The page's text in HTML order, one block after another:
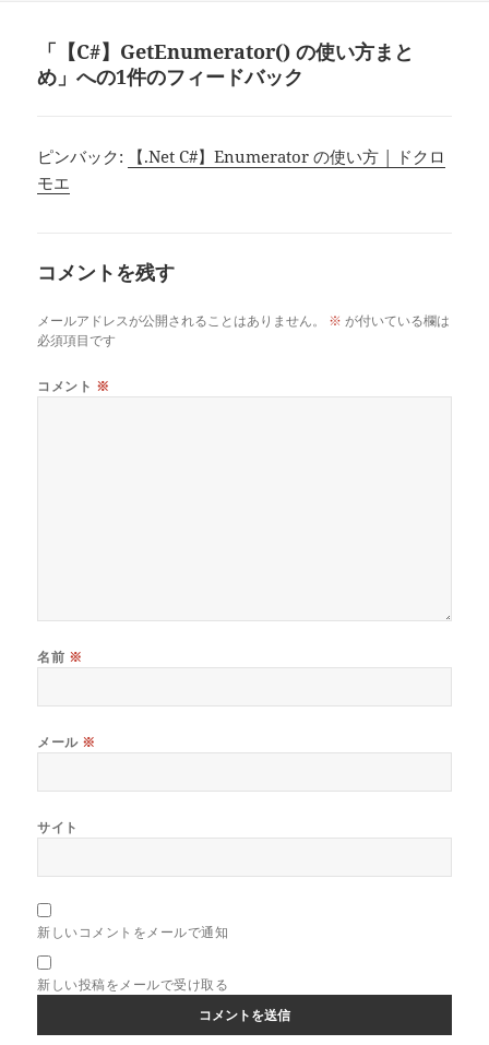
「【C#】GetEnumerator() の使い方まと
め」への1件のフィードバック
ピンバック:
【.Net C#】Enumerator の使い方 | ドクロ
モエ
コメントを残す
メールアドレスが公開されることはありません。 ※ が付いている欄は
必須項目です
コメント ※
名前 ※
メール ※
サイト
新しいコメントをメールで通知
新しい投稿をメールで受け取る